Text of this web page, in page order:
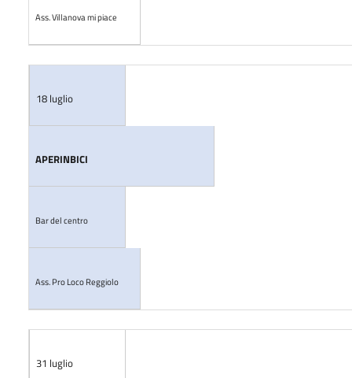
Ass. Villanova mi piace
18 luglio
APERINBICI
Bar del centro
Ass. Pro Loco Reggiolo
31 luglio